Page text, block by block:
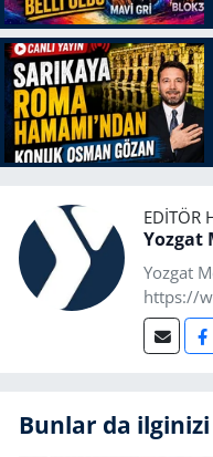
EDITÖR
Yozgat
Yozgat
https://
Bunlar da